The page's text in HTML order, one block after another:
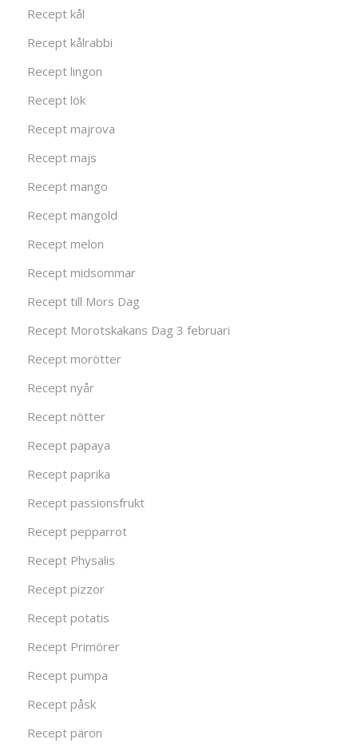
Recept kål
Recept kålrabbi
Recept lingon
Recept lök
Recept majrova
Recept majs
Recept mango
Recept mangold
Recept melon
Recept midsommar
Recept till Mors Dag
Recept Morotskakans Dag 3 februari
Recept morötter
Recept nyår
Recept nötter
Recept papaya
Recept paprika
Recept passionsfrukt
Recept pepparrot
Recept Physalis
Recept pizzor
Recept potatis
Recept Primörer
Recept pumpa
Recept påsk
Recept päron